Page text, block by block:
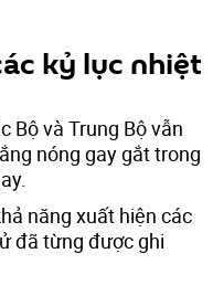
kỷ lục nhiệt
Bộ và Trung Bộ vẫn
nóng gay gắt trong
năng xuất hiện các
đã từng được ghi